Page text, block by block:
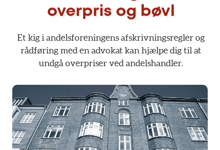
overpris og bøvl
Et kig i andelsforeningens afskrivningsregler og
rådføring med en advokat kan hjælpe dig til at
undgå overpriser ved andelshandler.